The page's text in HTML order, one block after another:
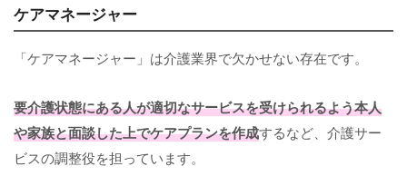
ケアマネージャー
「ケアマネージャー」は介護業界で欠かせない存在です。
要介護状態にある人が適切なサービスを受けられるよう本人
や家族と面談した上でケアプランを作成するなど、介護サー
ビスの調整役を担っています。